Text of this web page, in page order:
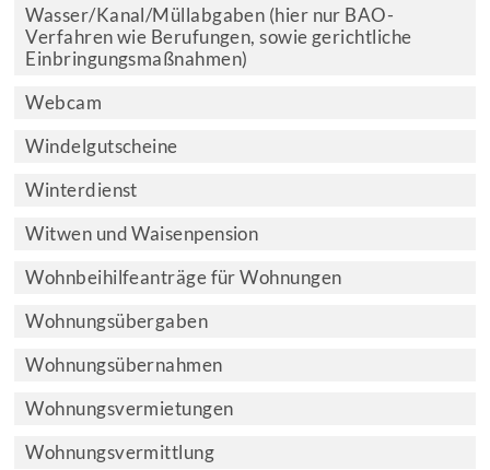
Wasser/Kanal/Müllabgaben (hier nur BAO-
Verfahren wie Berufungen, sowie gerichtliche
Einbringungsmaßnahmen)
Webcam
Windelgutscheine
Winterdienst
Witwen und Waisenpension
Wohnbeihilfeanträge für Wohnungen
Wohnungsübergaben
Wohnungsübernahmen
Wohnungsvermietungen
Wohnungsvermittlung